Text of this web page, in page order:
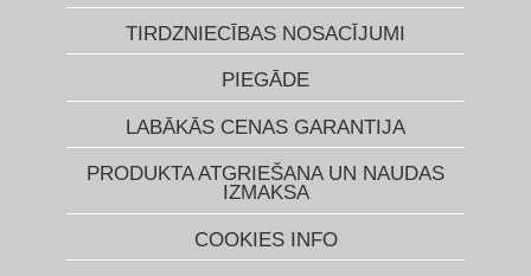
TIRDZNIECĪBAS NOSACĪJUMI
PIEGĀDE
LABĀKĀS CENAS GARANTIJA
PRODUKTA ATGRIEŠANA UN NAUDAS
IZMAKSA
COOKIES INFO